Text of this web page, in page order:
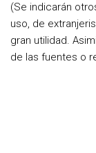
(Se indicarán
uso, de
gran utilidad.
de las fuentes o